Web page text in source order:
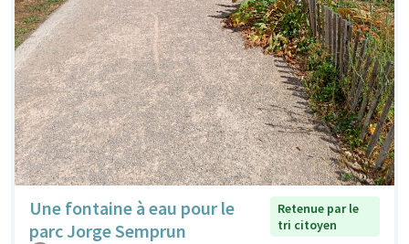
Une fontaine à eau pour le
parc Jorge Semprun
Retenue par le
tri citoyen